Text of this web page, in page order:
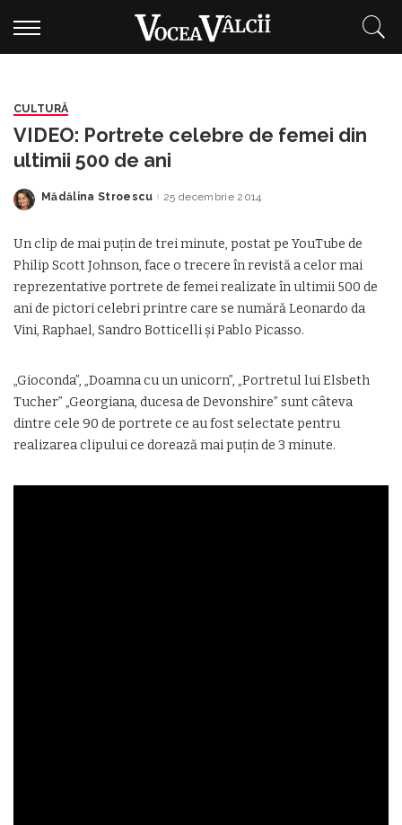
CULTURĂ
VIDEO: Portrete celebre de femei din
ultimii 500 de ani
Posted
Mădălina Stroescu 25 decembrie 2014
Un clip de mai puţin de trei minute, postat pe YouTube de
Philip Scott Johnson, face o trecere în revistă a celor mai
reprezentative portrete de femei realizate în ultimii 500 de
ani de pictori celebri printre care se numără Leonardo da
Vini, Raphael, Sandro Botticelli şi Pablo Picasso.
„Gioconda”, „Doamna cu un unicorn”, „Portretul lui Elsbeth
Tucher” „Georgiana, ducesa de Devonshire” sunt câteva
dintre cele 90 de portrete ce au fost selectate pentru
realizarea clipului ce dorează mai puţin de 3 minute.